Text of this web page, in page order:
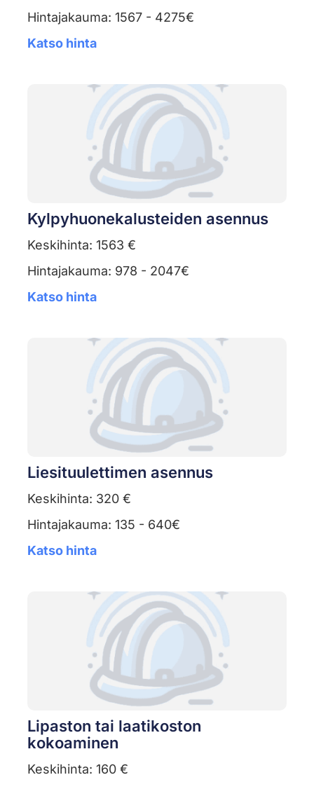
Hintajakauma: 1567 - 4275€
Katso hinta
Kylpyhuonekalusteiden asennus
Keskihinta: 1563 €
Hintajakauma: 978 - 2047€
Katso hinta
Liesituulettimen asennus
Keskihinta: 320 €
Hintajakauma: 135 - 640€
Katso hinta
Lipaston tai laatikoston
kokoaminen
Keskihinta: 160 €